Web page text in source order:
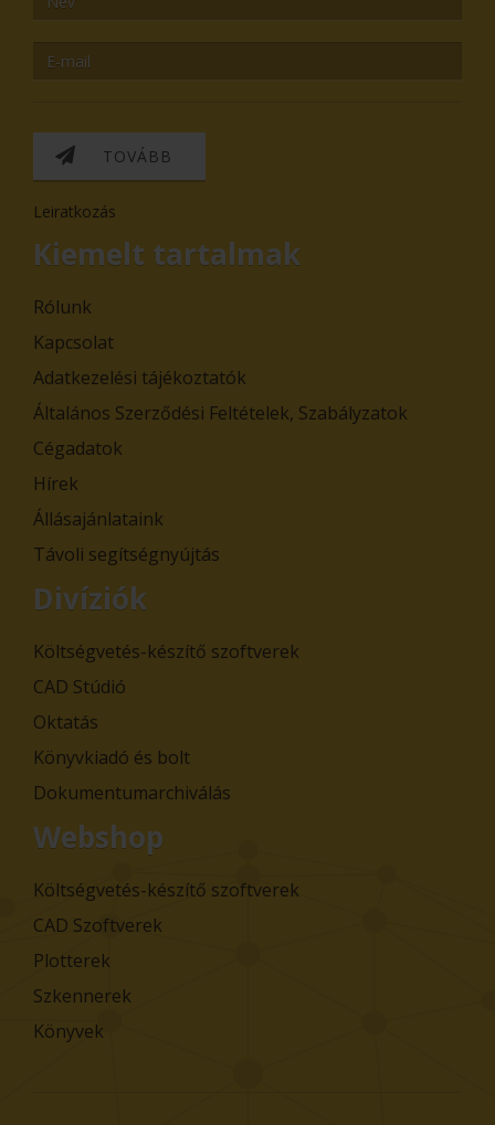
TOVÁBB
Leiratkozás
Kiemelt tartalmak
Rólunk
Kapcsolat
Adatkezelési tájékoztatók
Általános Szerződési Feltételek, Szabályzatok
Cégadatok
Hírek
Állásajánlataink
Távoli segítségnyújtás
Divíziók
Költségvetés-készítő szoftverek
CAD Stúdió
Oktatás
Könyvkiadó és bolt
Dokumentumarchiválás
Webshop
Költségvetés-készítő szoftverek
CAD Szoftverek
Plotterek
Szkennerek
Könyvek